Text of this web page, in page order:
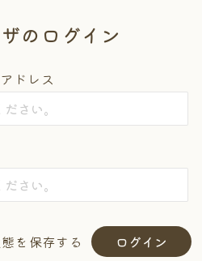
のログイン
ドレス
を保存する